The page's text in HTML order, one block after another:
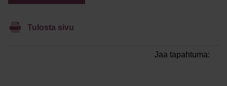
Tulosta sivu
Jaa tapahtuma: